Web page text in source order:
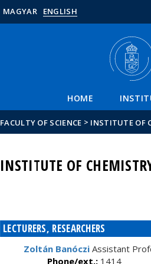
MAGYAR ENGLISH
HOME
FACULTY OF SCIENCE > INSTITUTE OF
INSTITUTE OF
LECTURERS, RESEARCHERS
Zoltán Banóczi Assistant
Phone/ext.: 1414